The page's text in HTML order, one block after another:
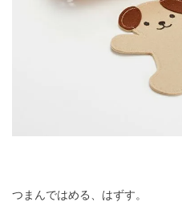
つまんではめる、はずす。
知育・